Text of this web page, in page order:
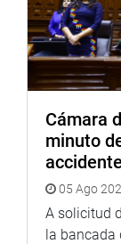
Cámara
minuto
05 Ago
A solicitud
la bancada